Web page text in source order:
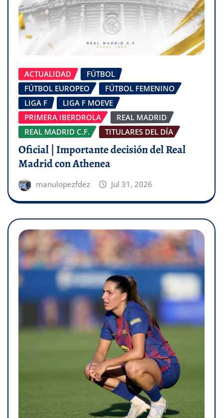
ACTUALIDAD
FÚTBOL
FÚTBOL EUROPEO
FÚTBOL FEMENINO
LIGA F
LIGA F MOEVE
PRIMERA IBERDROLA
REAL MADRID
REAL MADRID C.F.
TITULARES DEL DÍA
Oficial | Importante decisión del Real
Madrid con Athenea
manulopezfdez Jul 31, 2026